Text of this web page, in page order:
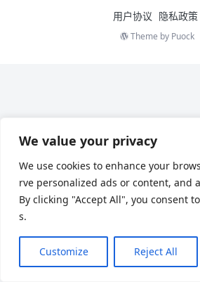
We value your privacy
We use cookies to enhance your
rve personalized ads or content, and
By clicking "Accept All", you consent
s.
Customize Reject All
用户协议 隐私政策
Theme by Puock